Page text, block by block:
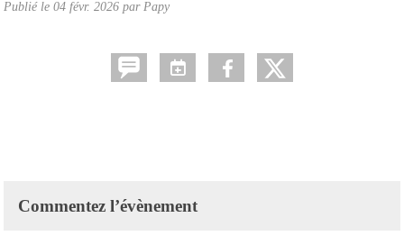
Publié le 04 févr. 2026 par Papy
Commentez l’évènement